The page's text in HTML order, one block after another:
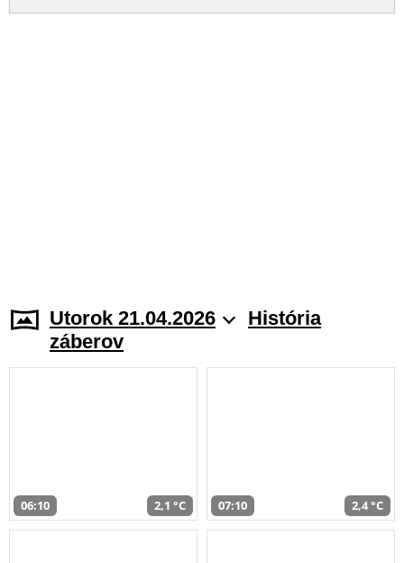
Utorok 21.04.2026
História
záberov
06:10 2,1 °C 07:10 2,4 °C